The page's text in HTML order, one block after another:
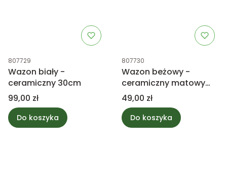
Kod produktu
807729
Wazon biały -
ceramiczny 30cm
Cena
99,00 zł
Do koszyka
Kod produktu
807730
Wazon beżowy -
ceramiczny matowy
19cm
Cena
49,00 zł
Do koszyka